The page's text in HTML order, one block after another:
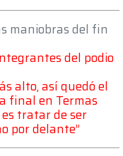
maniobras del fin
del podio
alto, así quedó el
final en Termas
es tratar de ser
por delante”